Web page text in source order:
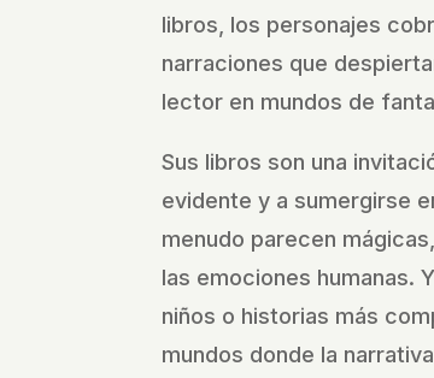
libros, los personajes
narraciones que
lector en mundos de
Sus libros son una
evidente y a sumergirse
menudo parecen
las emociones humanas.
niños o historias más
mundos donde la